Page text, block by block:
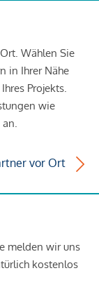
Wählen Sie
in Ihrer Nähe
Projekts.
wie
vor Ort
melden wir uns
kostenlos